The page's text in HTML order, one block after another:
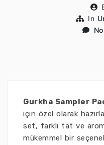
In
Gurkha Sampler
için özel olarak
set, farklı tat ve
mükemmel bir